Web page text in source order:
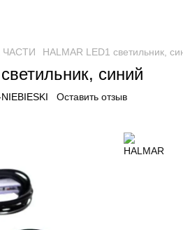
HALMAR LED1 светильник,
синий
Оставить отзыв